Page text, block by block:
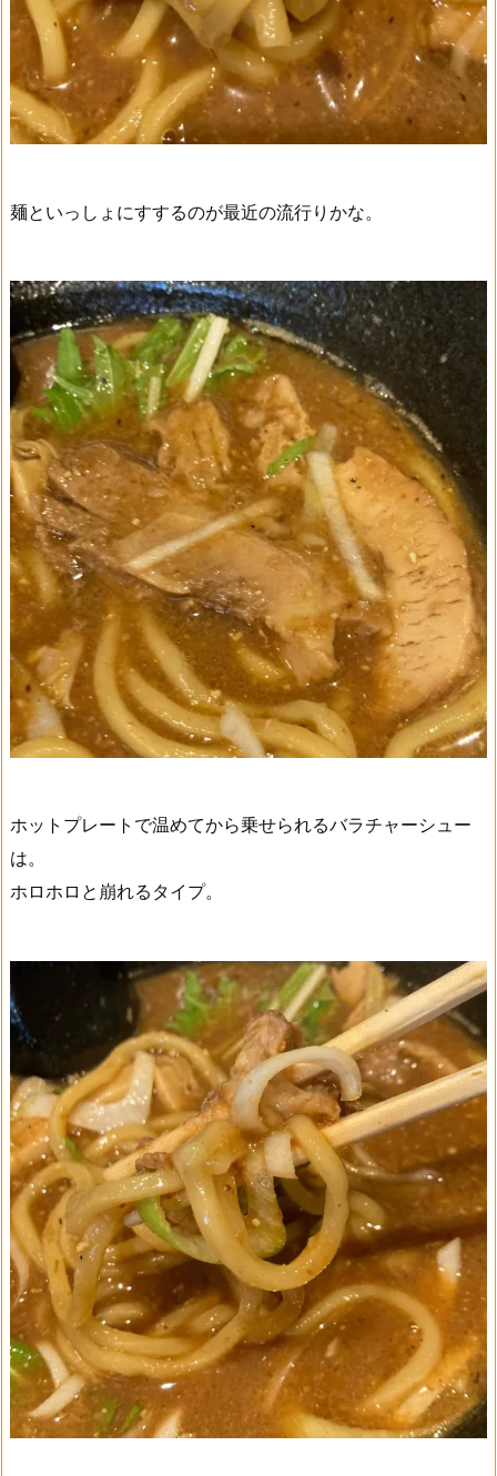
麺といっしょにすするのが最近の流行りかな。
ホットプレートで温めてから乗せられるバラチャーシュー
は。
ホロホロと崩れるタイプ。